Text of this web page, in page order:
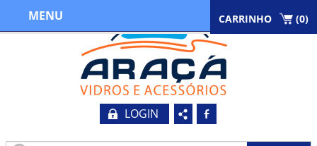
LOGIN b
CARRINHO (0)
MENU